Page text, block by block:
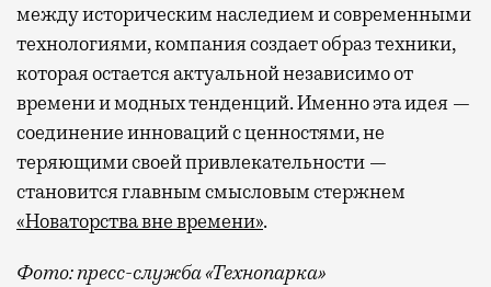
между историческим наследием и современными
технологиями, компания создает образ техники,
которая остается актуальной независимо от
времени и модных тенденций. Именно эта идея —
соединение инноваций с ценностями, не
теряющими своей привлекательности —
становится главным смысловым стержнем
«Новаторства вне времени».
Фото: пресс-служба «Технопарка»